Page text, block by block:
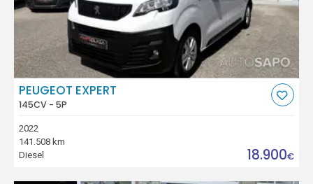
PEUGEOT EXPERT
145CV - 5P
2022
141.508 km
Diesel
18.900€